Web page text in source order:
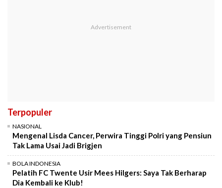
Terpopuler
NASIONAL
Mengenal Lisda Cancer, Perwira Tinggi Polri yang Pensiun
Tak Lama Usai Jadi Brigjen
BOLA INDONESIA
Pelatih FC Twente Usir Mees Hilgers: Saya Tak Berharap
Dia Kembali ke Klub!